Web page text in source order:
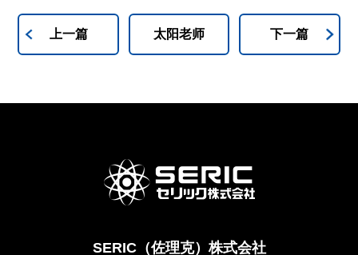
上一篇 太阳老师 下一篇
SERIC（佐理克）株式会社